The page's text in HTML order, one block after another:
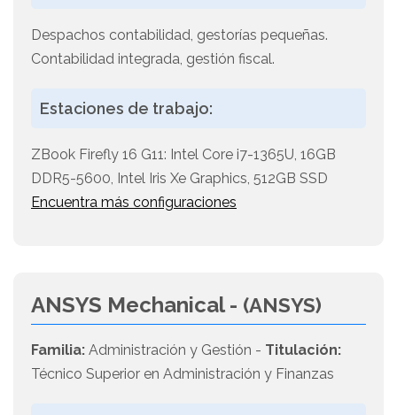
Despachos contabilidad, gestorías pequeñas.
Contabilidad integrada, gestión fiscal.
Estaciones de trabajo:
ZBook Firefly 16 G11: Intel Core i7-1365U, 16GB
DDR5-5600, Intel Iris Xe Graphics, 512GB SSD
Encuentra más configuraciones
ANSYS Mechanical - (ANSYS)
Familia: Administración y Gestión - Titulación:
Técnico Superior en Administración y Finanzas